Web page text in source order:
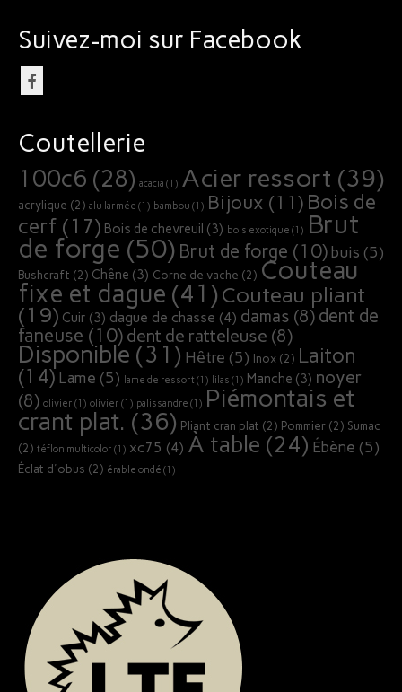
Suivez-moi sur Facebook
Coutellerie
100c6 (28) acacia (1) Acier ressort (39)
acrylique (2) alu larmée (1) bambou (1) Bijoux (11) Bois de
cerf (17) Bois de chevreuil (3) bois exotique (1) Brut
de forge (50) Brut de forge (10) buis (5)
Bushcraft (2) Chêne (3) Corne de vache (2) Couteau
fixe et dague (41) Couteau pliant
(19) Cuir (3) dague de chasse (4) damas (8) dent de
faneuse (10) dent de ratteleuse (8)
Disponible (31) Hêtre (5) Inox (2) Laiton
(14) Lame (5) lame de ressort (1) lilas (1) Manche (3) noyer
(8) olivier (1) olivier (1) palissandre (1) Piémontais et
crant plat. (36) Pliant cran plat (2) Pommier (2) Sumac
(2) téflon multicolor (1) xc75 (4) À table (24) Ébène (5)
Éclat d'obus (2) érable ondé (1)